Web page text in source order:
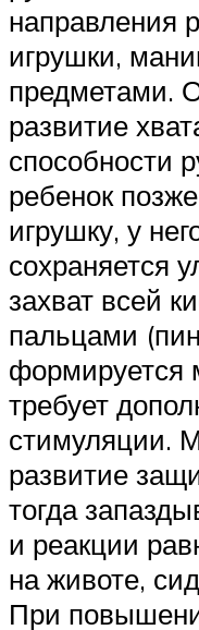
направления
игрушки,
предметами.
развитие
способности
ребенок
игрушку, у
сохраняется
захват всей
пальцами
формируется
требует
стимуляции.
развитие
тогда
и реакции
на животе,
При